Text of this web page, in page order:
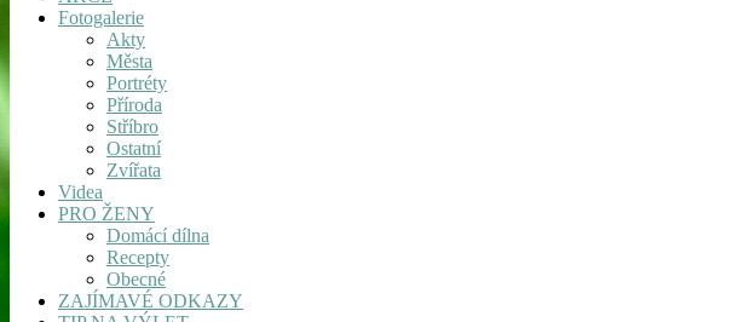
Fotogalerie
Akty
Města
Portréty
Příroda
Stříbro
Ostatní
Zvířata
Videa
PRO ŽENY
Domácí dílna
Recepty
Obecné
ZAJÍMAVÉ ODKAZY